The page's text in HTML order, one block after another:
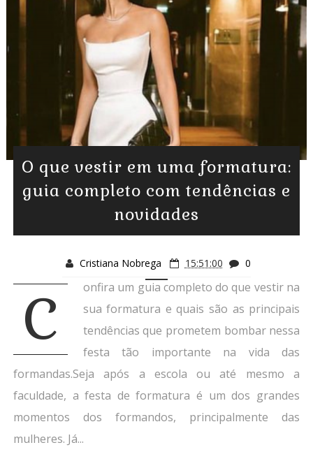
O que vestir em uma formatura:
guia completo com tendências e
novidades
Cristiana Nobrega 15:51:00 0
C
onfira um guia completo do que vestir na
sua formatura e quais são as principais
tendências que prometem bombar nessa
festa tão importante na vida das
formandas.Seja após a escola ou até mesmo a
faculdade, a festa de formatura é um dos grandes
momentos dos formandos, principalmente das
mulheres. Já...